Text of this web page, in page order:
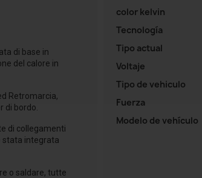
di base in
del calore in
Retromarcia,
di bordo.
di collegamenti
stata integrata
o saldare, tutte
color kelvin
Tecnología
Tipo actual
Voltaje
Tipo de vehiculo
Fuerza
Modelo de vehículo